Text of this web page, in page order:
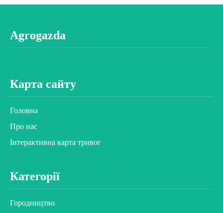
Agrogazda
Карта сайту
Головна
Про нас
Інтерактивна карта тривог
Категорії
Городництво